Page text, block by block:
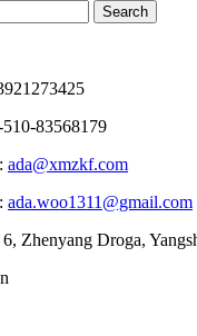
83568179
ada@xmzkf.com
ada.woo1311@gmail.com
Zhenyang Droga,